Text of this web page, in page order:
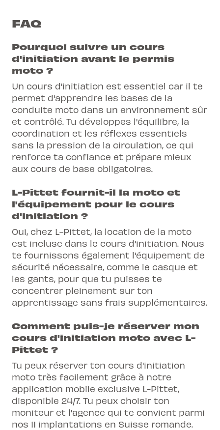
FAQ
Pourquoi suivre un cours
d'initiation avant le permis
moto ?
Un cours d'initiation est essentiel car il te
permet d'apprendre les bases de la
conduite moto dans un environnement sûr
et contrôlé. Tu développes l'équilibre, la
coordination et les réflexes essentiels
sans la pression de la circulation, ce qui
renforce ta confiance et prépare mieux
aux cours de base obligatoires.
L-Pittet fournit-il la moto et
l'équipement pour le cours
d'initiation ?
Oui, chez L-Pittet, la location de la moto
est incluse dans le cours d'initiation. Nous
te fournissons également l'équipement de
sécurité nécessaire, comme le casque et
les gants, pour que tu puisses te
concentrer pleinement sur ton
apprentissage sans frais supplémentaires.
Comment puis-je réserver mon
cours d'initiation moto avec L-
Pittet ?
Tu peux réserver ton cours d'initiation
moto très facilement grâce à notre
application mobile exclusive L-Pittet,
disponible 24/7. Tu peux choisir ton
moniteur et l'agence qui te convient parmi
nos 11 implantations en Suisse romande.